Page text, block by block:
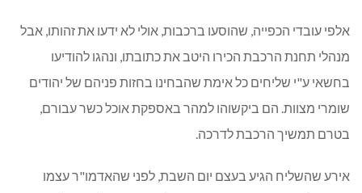
אלפי עובדי הכפייה, שהוסעו ברכבות, אולי לא ידעו את זהותו, אבל
מנהלי תחנת הרכבת הכירו היטב את כתובתו, ונהגו להודיעו
בחשאי ע"י שליחים כל אימת שהבחינו בחזות פניהם של יהודים
שומרי מצוות. הם ביקשוהו למהר באספקת אוכל כשר עבורם,
בטרם תמשיך הרכבת לדרכה.
אירע שהשליח הגיע בעצם יום השבת, לפני שהאדמו"ר עצמו